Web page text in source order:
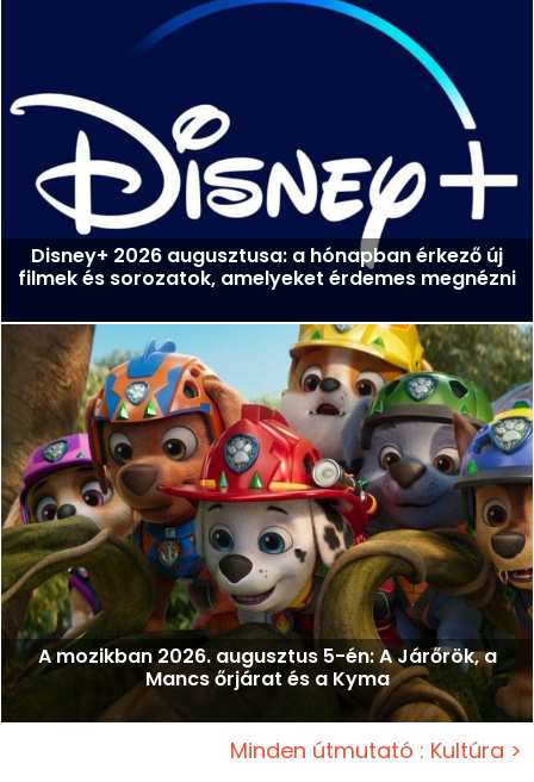
Disney+ 2026 augusztusa: a hónapban érkező új
filmek és sorozatok, amelyeket érdemes megnézni
A mozikban 2026. augusztus 5-én: A Járőrök, a
Mancs őrjárat és a Kyma
Minden útmutató : Kultúra >